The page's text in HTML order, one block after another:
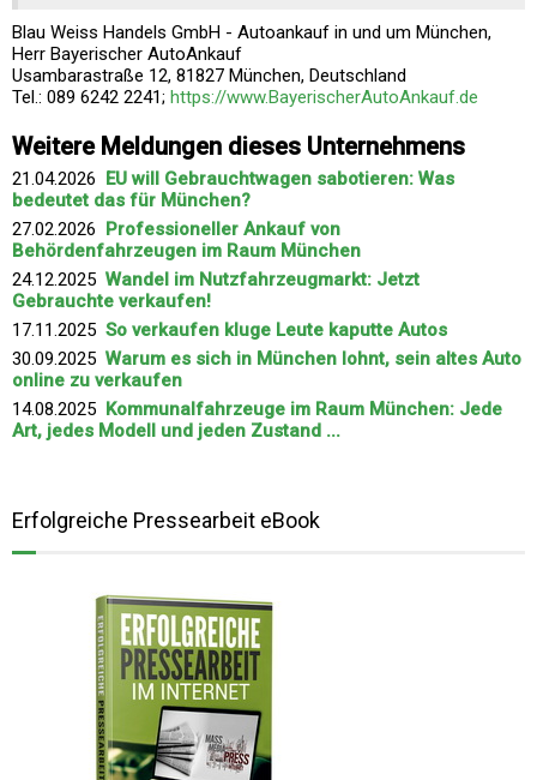
Blau Weiss Handels GmbH - Autoankauf in und um München,
Herr Bayerischer AutoAnkauf
Usambarastraße 12, 81827 München, Deutschland
Tel.: 089 6242 2241; https://www.BayerischerAutoAnkauf.de
Weitere Meldungen dieses Unternehmens
21.04.2026 EU will Gebrauchtwagen sabotieren: Was
bedeutet das für München?
27.02.2026 Professioneller Ankauf von
Behördenfahrzeugen im Raum München
24.12.2025 Wandel im Nutzfahrzeugmarkt: Jetzt
Gebrauchte verkaufen!
17.11.2025 So verkaufen kluge Leute kaputte Autos
30.09.2025 Warum es sich in München lohnt, sein altes Auto
online zu verkaufen
14.08.2025 Kommunalfahrzeuge im Raum München: Jede
Art, jedes Modell und jeden Zustand ...
Erfolgreiche Pressearbeit eBook